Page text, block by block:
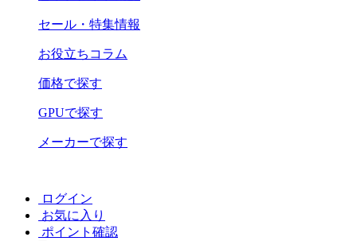
セール・特集情報
お役立ちコラム
価格で探す
GPUで探す
メーカーで探す
ログイン
お気に入り
ポイント確認